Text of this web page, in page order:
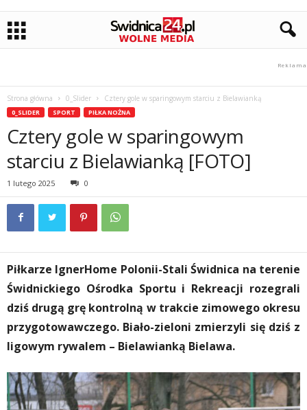
Strona główna 0_Slider Cztery gole w sparingowym starciu z Bielawianką
0_SLIDER SPORT PIŁKA NOŻNA
Cztery gole w sparingowym
starciu z Bielawianką [FOTO]
1 lutego 2025 0
Piłkarze IgnerHome Polonii-Stali Świdnica na terenie
Świdnickiego Ośrodka Sportu i Rekreacji rozegrali
dziś drugą grę kontrolną w trakcie zimowego okresu
przygotowawczego. Biało-zieloni zmierzyli się dziś z
ligowym rywalem – Bielawianką Bielawa.